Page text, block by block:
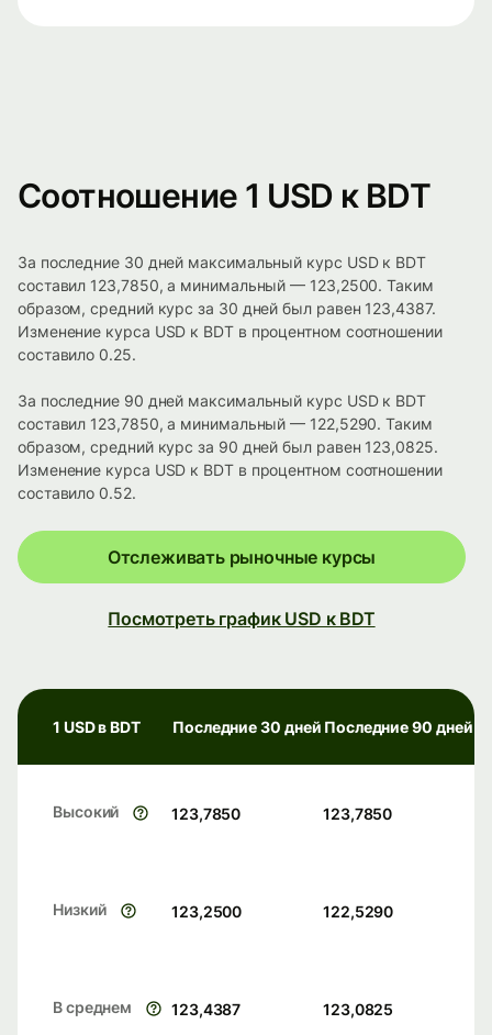
Соотношение 1 USD к BDT
За последние 30 дней максимальный курс USD к BDT
составил 123,7850, а минимальный — 123,2500. Таким
образом, средний курс за 30 дней был равен 123,4387.
Изменение курса USD к BDT в процентном соотношении
составило 0.25.
За последние 90 дней максимальный курс USD к BDT
составил 123,7850, а минимальный — 122,5290. Таким
образом, средний курс за 90 дней был равен 123,0825.
Изменение курса USD к BDT в процентном соотношении
составило 0.52.
Отслеживать рыночные курсы
Посмотреть график USD к BDT
1 USD в BDT Последние 30 дней Последние 90 дней
Высокий 123,7850 123,7850
Низкий 123,2500 122,5290
В среднем 123,4387 123,0825